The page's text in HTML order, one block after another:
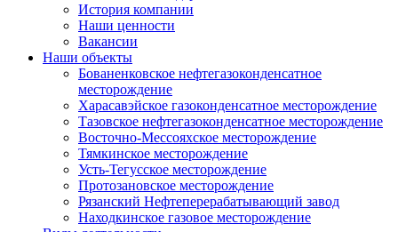
История компании
Наши ценности
Вакансии
Наши объекты
Бованенковское нефтегазоконденсатное
месторождение
Харасавэйское газоконденсатное месторождение
Тазовское нефтегазоконденсатное месторождение
Восточно-Мессояхское месторождение
Тямкинское месторождение
Усть-Тегусское месторождение
Протозановское месторождение
Рязанский Нефтеперерабатывающий завод
Находкинское газовое месторождение